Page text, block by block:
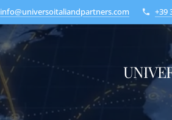
info@universoitaliandpartners.com +39